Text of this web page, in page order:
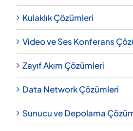
Kulaklık Çözümleri
Video ve Ses Konferans
Zayıf Akım Çözümleri
Data Network Çözümleri
Sunucu ve Depolama